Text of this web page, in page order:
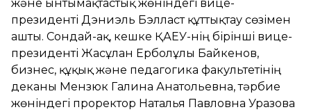
және ынтымақтастық жөніндегі вице-
президенті Дэниэль Бэлласт құттықтау сөзімен
ашты. Сондай-ақ, кешке ҚАЕУ-нің бірінші вице-
президенті Жасұлан Ерболұлы Байкенов,
бизнес, құқық және педагогика факультетінің
деканы Мензюк Галина Анатольевна, тәрбие
жөніндегі проректор Наталья Павловна Уразова